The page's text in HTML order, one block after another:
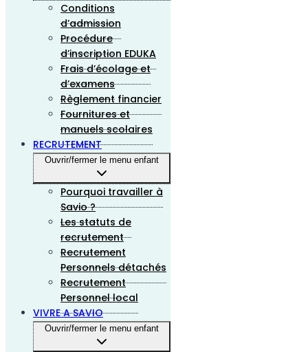
Conditions
d’admission
Procédure
d’inscription EDUKA
Frais d’écolage et
d’examens
Règlement financier
Fournitures et
manuels scolaires
RECRUTEMENT
Ouvrir/fermer le menu enfant
Pourquoi travailler à
Savio ?
Les statuts de
recrutement
Recrutement
Personnels détachés
Recrutement
Personnel local
VIVRE A SAVIO
Ouvrir/fermer le menu enfant